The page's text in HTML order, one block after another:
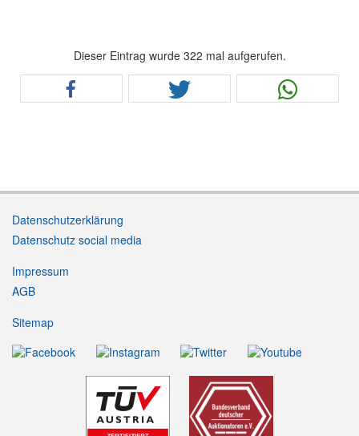
Dieser Eintrag wurde 322 mal aufgerufen.
Datenschutzerklärung
Datenschutz social media
Impressum
AGB
Sitemap